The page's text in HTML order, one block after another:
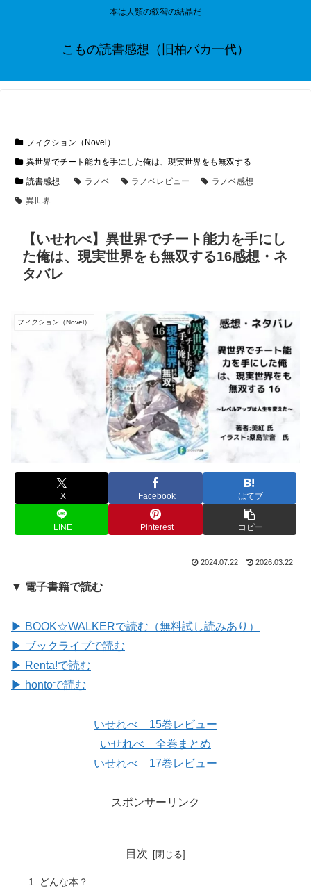
本は人類の叡智の結晶だ
こもの読書感想（旧柏バカ一代）
フィクション（Novel）
異世界でチート能力を手にした俺は、現実世界をも無双する
読書感想
ラノベ ラノベレビュー
ラノベ感想
異世界
【いせれべ】異世界でチート能力を手にし
た俺は、現実世界をも無双する16感想・ネ
タバレ
フィクション（Novel）
X Facebook はてブ
LINE Pinterest コピー
2024.07.22 2026.03.22
▼ 電子書籍で読む
▶ BOOK☆WALKERで読む（無料試し読みあり）
▶ ブックライブで読む
▶ Renta!で読む
▶ hontoで読む
いせれべ 15巻レビュー
いせれべ 全巻まとめ
いせれべ 17巻レビュー
スポンサーリンク
目次
どんな本？